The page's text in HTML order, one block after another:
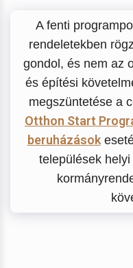
A fenti
rendeletekben
gondol, és nem az
és építési
megszüntetése a
Otthon Start
beruházások
települések